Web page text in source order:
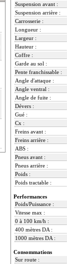
Suspension avant :
Suspension arrière :
Carrosserie :
Longueur :
Largeur :
Hauteur :
Coffre :
Garde au sol :
Pente franchissable :
Angle d'attaque :
Angle ventral :
Angle de fuite :
Dévers :
Gué :
Cx :
Freins avant :
Freins arrière :
ABS :
Pneus avant :
Pneus arrière :
Poids :
Poids tractable :
Performances
Poids/Puissance :
Vitesse max :
0 à 100 km/h :
400 mètres DA :
1000 mètres DA :
Consommations
Sur route :